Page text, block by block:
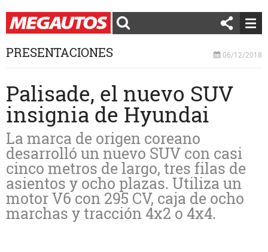
PRESENTACIONES 06/12/2018
Palisade, el nuevo SUV
insignia de Hyundai
La marca de origen coreano
desarrolló un nuevo SUV con casi
cinco metros de largo, tres filas de
asientos y ocho plazas. Utiliza un
motor V6 con 295 CV, caja de ocho
marchas y tracción 4x2 o 4x4.